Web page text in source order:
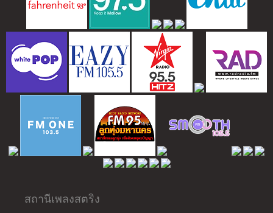
สถานีเพลงสตริง